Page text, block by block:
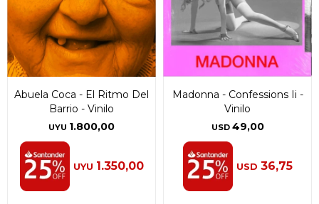
Abuela Coca - El Ritmo Del
Barrio - Vinilo
UYU 1.800,00
UYU 1.350,00
Madonna - Confessions Ii -
Vinilo
USD 49,00
USD 36,75